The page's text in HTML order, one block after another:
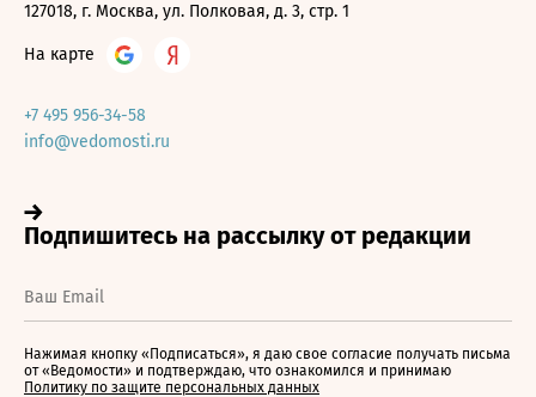
127018, г. Москва, ул. Полковая, д. 3, стр. 1
На карте
+7 495 956-34-58
info@vedomosti.ru
Нажимая кнопку «Подписаться», я даю свое согласие получать письма
от «Ведомости» и подтверждаю, что ознакомился и принимаю
Политику по защите персональных данных